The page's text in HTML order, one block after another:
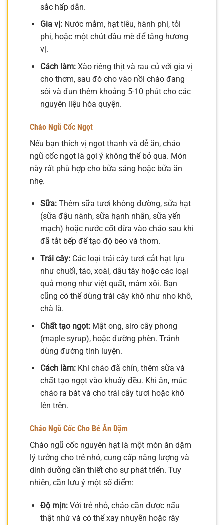
sắc hấp dẫn.
Gia vị:Nước mắm, hạt tiêu, hành phi, tỏi
phi, hoặc một chút dầu mè để tăng hương
vị.
Cách làm:Xào riêng thịt và rau củ với gia vị
cho thơm, sau đó cho vào nồi cháo đang
sôi và đun thêm khoảng 5-10 phút cho các
nguyên liệu hòa quyện.
Cháo Ngũ Cốc Ngọt
Nếu bạn thích vị ngọt thanh và dễ ăn, cháo
ngũ cốc ngọt là gợi ý không thể bỏ qua. Món
này rất phù hợp cho bữa sáng hoặc bữa ăn
nhẹ.
Sữa:Thêm sữa tươi không đường, sữa hạt
(sữa đậu nành, sữa hạnh nhân, sữa yến
mạch) hoặc nước cốt dừa vào cháo sau khi
đã tắt bếp để tạo độ béo và thơm.
Trái cây:Các loại trái cây tươi cắt hạt lựu
như chuối, táo, xoài, dâu tây hoặc các loại
quả mọng như việt quất, mâm xôi. Bạn
cũng có thể dùng trái cây khô như nho khô,
chà là.
Chất tạo ngọt:Mật ong, siro cây phong
(maple syrup), hoặc đường phèn. Tránh
dùng đường tinh luyện.
Cách làm:Khi cháo đã chín, thêm sữa và
chất tạo ngọt vào khuấy đều. Khi ăn, múc
cháo ra bát và cho trái cây tươi hoặc khô
lên trên.
Cháo Ngũ Cốc Cho Bé Ăn Dặm
Cháo ngũ cốc nguyên hạt là một món ăn dặm
lý tưởng cho trẻ nhỏ, cung cấp năng lượng và
dinh dưỡng cần thiết cho sự phát triển. Tuy
nhiên, cần lưu ý một số điểm:
Độ mịn:Với trẻ nhỏ, cháo cần được nấu
thật nhừ và có thể xay nhuyễn hoặc rây